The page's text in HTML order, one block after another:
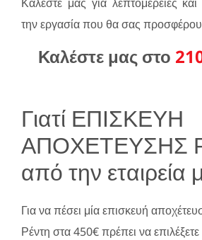
την εργασία που θα σας
Καλέστε μας στο
Γιατί ΕΠΙΣΚΕΥΗ
ΑΠΟΧΕΤΕΥΣΗΣ
από την εταιρεία
Για να πέσει μία επισκευή
Ρέντη στα 450€ πρέπει να επιλέξετε